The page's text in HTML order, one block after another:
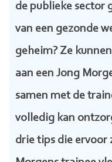
de publieke sector
van een gezonde
geheim? Ze
aan een Jong
samen met de
volledig kan
drie tips die ervoor